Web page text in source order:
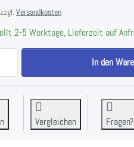
Versandkosten
2-5 Werktage, Lieferzeit auf
BREMA DB ROLLER BIN
In den
Vergleichen Fragen?